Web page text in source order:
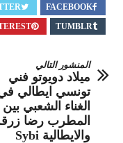
FACEBOOK
TUMBLR
المنشور التالي
ميلاد دويوتو فني
تونسي ايطالي
الغناء الشعبي بين
المطرب رضا
والايطالية Sybi